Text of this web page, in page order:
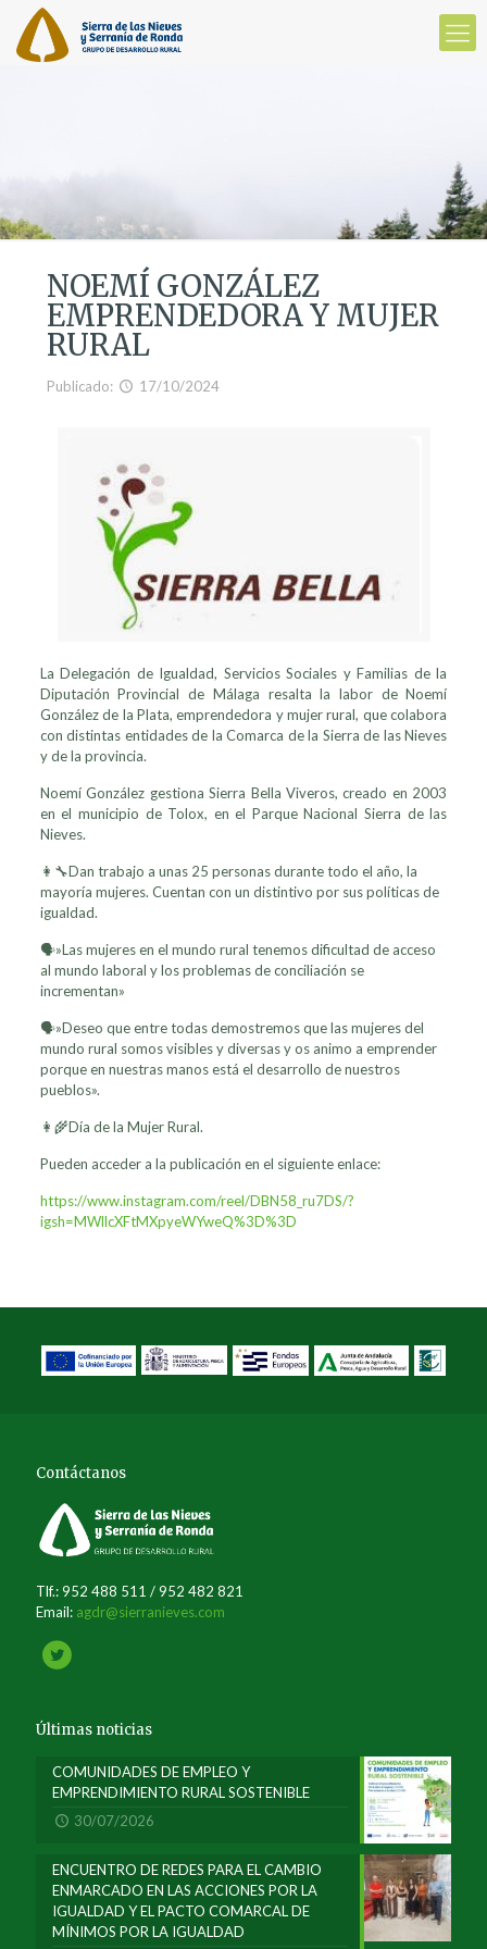
NOEMÍ GONZÁLEZ
EMPRENDEDORA Y MUJER
RURAL
Publicado: 17/10/2024
La Delegación de Igualdad, Servicios Sociales y Familias de la
Diputación Provincial de Málaga resalta la labor de Noemí
González de la Plata, emprendedora y mujer rural, que colabora
con distintas entidades de la Comarca de la Sierra de las Nieves
y de la provincia.
Noemí González gestiona Sierra Bella Viveros, creado en 2003
en el municipio de Tolox, en el Parque Nacional Sierra de las
Nieves.
👩‍🔧Dan trabajo a unas 25 personas durante todo el año, la
mayoría mujeres. Cuentan con un distintivo por sus políticas de
igualdad.
🗣»Las mujeres en el mundo rural tenemos dificultad de acceso
al mundo laboral y los problemas de conciliación se
incrementan»
🗣»Deseo que entre todas demostremos que las mujeres del
mundo rural somos visibles y diversas y os animo a emprender
porque en nuestras manos está el desarrollo de nuestros
pueblos».
👩‍🌾Día de la Mujer Rural.
Pueden acceder a la publicación en el siguiente enlace:
https://www.instagram.com/reel/DBN58_ru7DS/?
igsh=MWllcXFtMXpyeWYweQ%3D%3D
Contáctanos
Tlf.: 952 488 511 / 952 482 821
Email: agdr@sierranieves.com
Últimas noticias
COMUNIDADES DE EMPLEO Y
EMPRENDIMIENTO RURAL SOSTENIBLE
30/07/2026
ENCUENTRO DE REDES PARA EL CAMBIO
ENMARCADO EN LAS ACCIONES POR LA
IGUALDAD Y EL PACTO COMARCAL DE
MÍNIMOS POR LA IGUALDAD